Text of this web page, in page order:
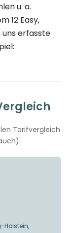
u. a.
12 Easy,
uns erfasste
Tarifvergleich
Holstein,